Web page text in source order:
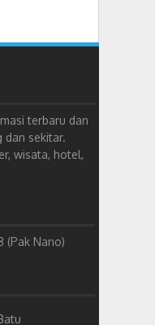
terbaru dan
sekitar.
wisata, hotel,
(Pak Nano)